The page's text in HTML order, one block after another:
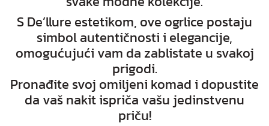
S De’llure estetikom, ove ogrlice postaju
simbol autentičnosti i elegancije,
omogućujući vam da zablistate u svakoj
prigodi.
Pronađite svoj omiljeni komad i dopustite
da vaš nakit ispriča vašu jedinstvenu
priču!